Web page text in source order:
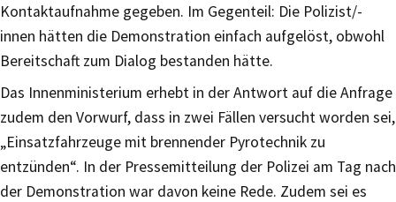
Kontaktaufnahme gegeben. Im Gegenteil: Die Polizist/-
innen hätten die Demonstration einfach aufgelöst, obwohl
Bereitschaft zum Dialog bestanden hätte.
Das Innenministerium erhebt in der Antwort auf die Anfrage
zudem den Vorwurf, dass in zwei Fällen versucht worden sei,
„Einsatzfahrzeuge mit brennender Pyrotechnik zu
entzünden“. In der Pressemitteilung der Polizei am Tag nach
der Demonstration war davon keine Rede. Zudem sei es